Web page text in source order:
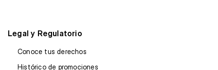
Legal y Regulatorio
Conoce tus derechos
Histórico de promociones